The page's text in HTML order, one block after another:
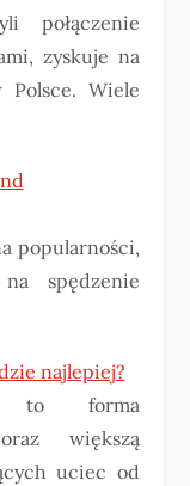
połączenie
zyskuje na
Polsce. Wiele
popularności,
spędzenie
najlepiej?
to forma
większą
uciec od